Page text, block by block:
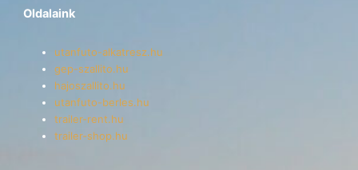
Oldalaink
utanfuto-alkatresz.hu
gep-szallito.hu
hajoszallito.hu
utanfuto-berles.hu
trailer-rent.hu
trailer-shop.hu